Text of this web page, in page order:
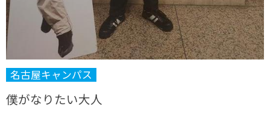
名古屋キャンパス
僕がなりたい大人